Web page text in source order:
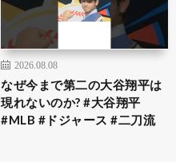
2026.08.08
なぜ今まで第二の大谷翔平は
現れないのか? #大谷翔平
#MLB #ドジャース #二刀流